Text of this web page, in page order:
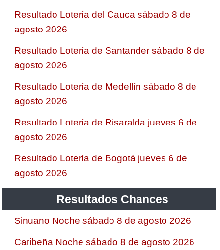
Resultado Lotería del Cauca sábado 8 de
agosto 2026
Resultado Lotería de Santander sábado 8 de
agosto 2026
Resultado Lotería de Medellín sábado 8 de
agosto 2026
Resultado Lotería de Risaralda jueves 6 de
agosto 2026
Resultado Lotería de Bogotá jueves 6 de
agosto 2026
Resultados Chances
Sinuano Noche sábado 8 de agosto 2026
Caribeña Noche sábado 8 de agosto 2026